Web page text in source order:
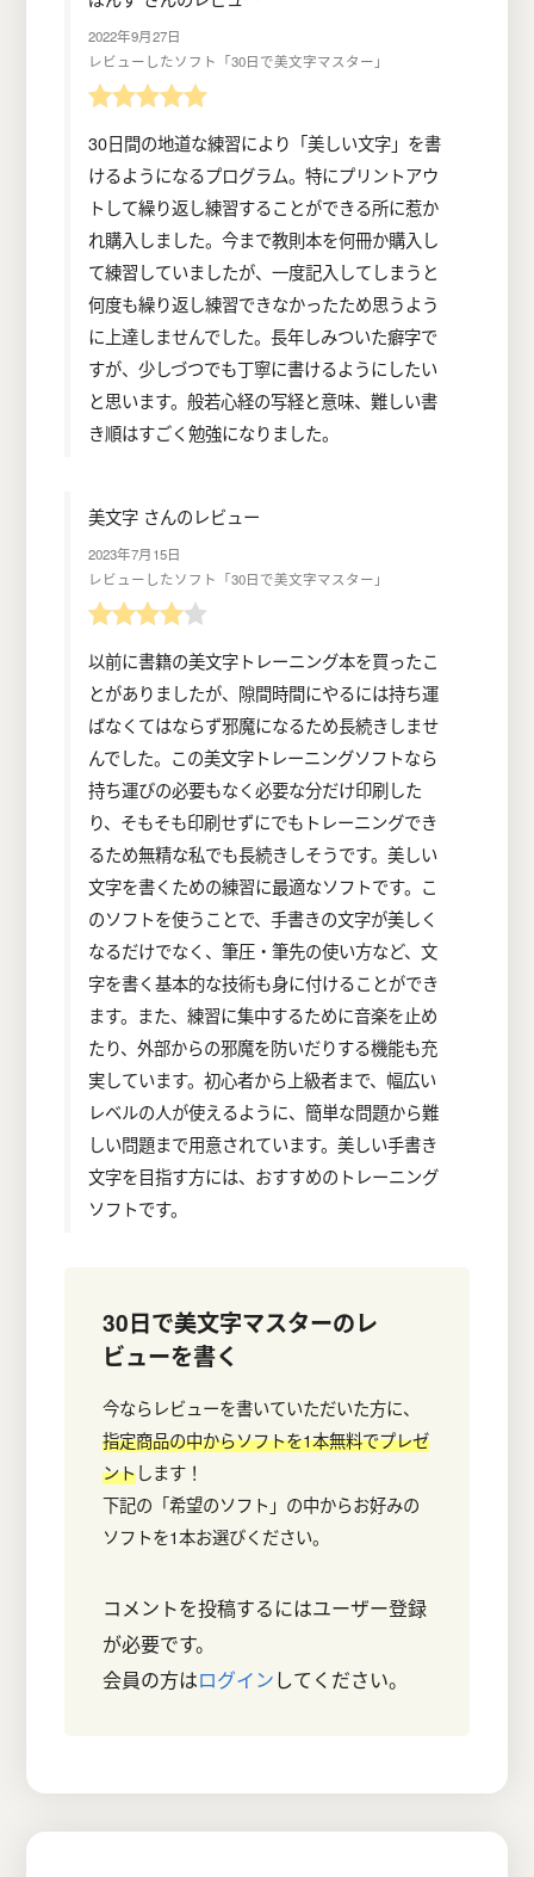
2022年9月27日
レビューしたソフト「30日で美文字マスター」
30日間の地道な練習により「美しい文字」を書
けるようになるプログラム。特にプリントアウ
トして繰り返し練習することができる所に惹か
れ購入しました。今まで教則本を何冊か購入し
て練習していましたが、一度記入してしまうと
何度も繰り返し練習できなかったため思うよう
に上達しませんでした。長年しみついた癖字で
すが、少しづつでも丁寧に書けるようにしたい
と思います。般若心経の写経と意味、難しい書
き順はすごく勉強になりました。
美文字 さんのレビュー
2023年7月15日
レビューしたソフト「30日で美文字マスター」
以前に書籍の美文字トレーニング本を買ったこ
とがありましたが、隙間時間にやるには持ち運
ばなくてはならず邪魔になるため長続きしませ
んでした。この美文字トレーニングソフトなら
持ち運びの必要もなく必要な分だけ印刷した
り、そもそも印刷せずにでもトレーニングでき
るため無精な私でも長続きしそうです。美しい
文字を書くための練習に最適なソフトです。こ
のソフトを使うことで、手書きの文字が美しく
なるだけでなく、筆圧・筆先の使い方など、文
字を書く基本的な技術も身に付けることができ
ます。また、練習に集中するために音楽を止め
たり、外部からの邪魔を防いだりする機能も充
実しています。初心者から上級者まで、幅広い
レベルの人が使えるように、簡単な問題から難
しい問題まで用意されています。美しい手書き
文字を目指す方には、おすすめのトレーニング
ソフトです。
30日で美文字マスターのレ
ビューを書く
今ならレビューを書いていただいた方に、
指定商品の中からソフトを1本無料でプレゼ
ントします！
下記の「希望のソフト」の中からお好みの
ソフトを1本お選びください。
コメントを投稿するにはユーザー登録
が必要です。
会員の方はログインしてください。